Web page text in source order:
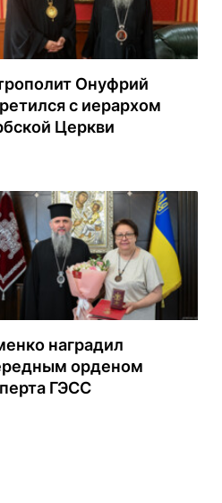
Онуфрий
с иерархом
Церкви
наградил
орденом
ГЭСС